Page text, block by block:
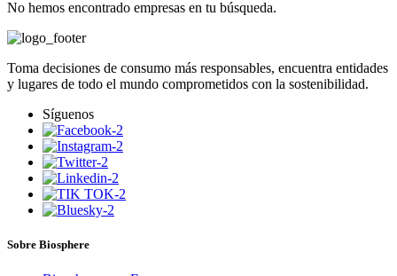
No hemos encontrado empresas en tu búsqueda.
Toma decisiones de consumo más responsables, encuentra entidades
y lugares de todo el mundo comprometidos con la sostenibilidad.
Síguenos
Sobre Biosphere